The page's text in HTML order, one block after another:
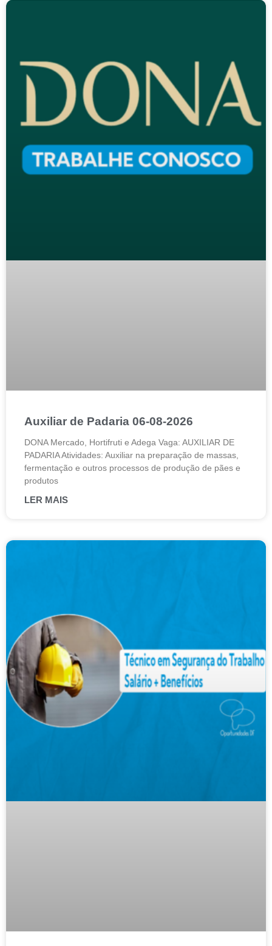
Auxiliar de Padaria 06-08-2026
DONA Mercado, Hortifruti e Adega Vaga: AUXILIAR DE
PADARIA Atividades: Auxiliar na preparação de massas,
fermentação e outros processos de produção de pães e
produtos
LER MAIS